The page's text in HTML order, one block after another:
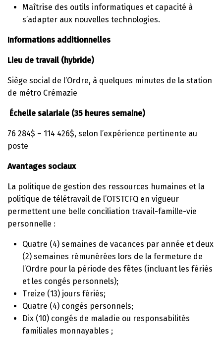
Maîtrise des outils informatiques et capacité à
s’adapter aux nouvelles technologies.
Informations additionnelles
Lieu de travail (hybride)
Siège social de l’Ordre, à quelques minutes de la station
de métro Crémazie
Échelle salariale (35 heures semaine)
76 284$ – 114 426$, selon l’expérience pertinente au
poste
Avantages sociaux
La politique de gestion des ressources humaines et la
politique de télétravail de l’OTSTCFQ en vigueur
permettent une belle conciliation travail-famille-vie
personnelle :
Quatre (4) semaines de vacances par année et deux
(2) semaines rémunérées lors de la fermeture de
l’Ordre pour la période des fêtes (incluant les fériés
et les congés personnels);
Treize (13) jours fériés;
Quatre (4) congés personnels;
Dix (10) congés de maladie ou responsabilités
familiales monnayables ;